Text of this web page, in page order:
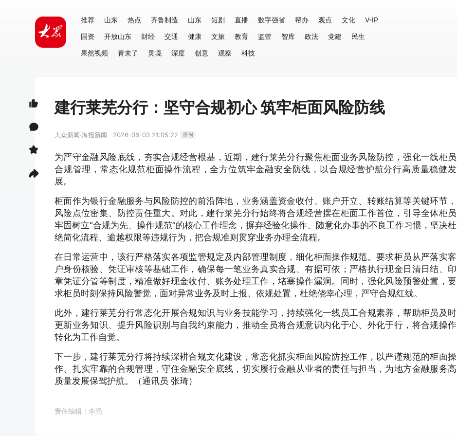
推荐 山东 热点 齐鲁制造 山东 短剧 直播 数字强省 帮办 观点 文化
V-IP
国资
开放山东 财经 交通 健康 文旅 教育 监管 智库 政法 党建
民生
果然视频
青未了 灵境 深度 创意 观察 科技
建行莱芜分行：坚守合规初心 筑牢柜面风险防线
大众新闻·海报新闻 2026-06-03 21:05:22 原创
为严守金融风险底线，夯实合规经营根基，近期，建行莱芜分行聚焦柜面业务风险防控，强化一线柜员
合规管理，常态化规范柜面操作流程，全方位筑牢金融安全防线，以合规经营护航分行高质量稳健发
展。
柜面作为银行金融服务与风险防控的前沿阵地，业务涵盖资金收付、账户开立、转账结算等关键环节，
风险点位密集、防控责任重大。对此，建行莱芜分行始终将合规经营摆在柜面工作首位，引导全体柜员
牢固树立“合规为先、操作规范”的核心工作理念，摒弃经验化操作、随意化办事的不良工作习惯，坚决杜
绝简化流程、逾越权限等违规行为，把合规准则贯穿业务办理全流程。
在日常运营中，该行严格落实各项监管规定及内部管理制度，细化柜面操作规范。要求柜员从严落实客
户身份核验、凭证审核等基础工作，确保每一笔业务真实合规、有据可依；严格执行现金日清日结、印
章凭证分管等制度，精准做好现金收付、账务处理工作，堵塞操作漏洞。同时，强化风险预警处置，要
求柜员时刻保持风险警觉，面对异常业务及时上报、依规处置，杜绝侥幸心理，严守合规红线。
此外，建行莱芜分行常态化开展合规知识与业务技能学习，持续强化一线员工合规素养，帮助柜员及时
更新业务知识、提升风险识别与自我约束能力，推动全员将合规意识内化于心、外化于行，将合规操作
转化为工作自觉。
下一步，建行莱芜分行将持续深耕合规文化建设，常态化抓实柜面风险防控工作，以严谨规范的柜面操
作、扎实牢靠的合规管理，守住金融安全底线，切实履行金融从业者的责任与担当，为地方金融服务高
质量发展保驾护航。（通讯员 张琦）
责任编辑：李强